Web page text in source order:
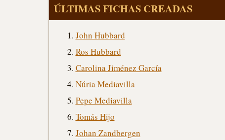
ÚLTIMAS FICHAS CREADAS
John Hubbard
Ros Hubbard
Carolina Jiménez García
Núria Mediavilla
Pepe Mediavilla
Tomás Hijo
Johan Zandbergen